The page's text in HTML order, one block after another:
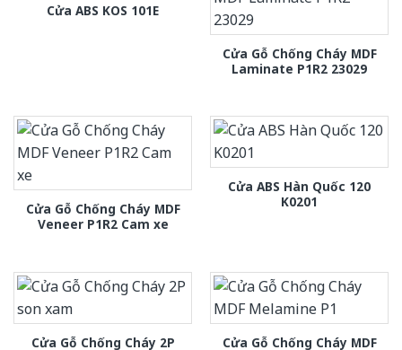
Cửa ABS KOS 101E
Cửa Gỗ Chống Cháy MDF
Laminate P1R2 23029
Cửa Gỗ Chống Cháy MDF
Veneer P1R2 Cam xe
Cửa ABS Hàn Quốc 120
K0201
Cửa Gỗ Chống Cháy 2P
Cửa Gỗ Chống Cháy MDF